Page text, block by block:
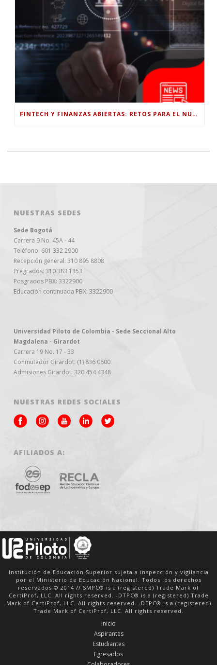
FINTECH Y FINANZAS ABIERTAS: RETOS PARA EL NUEVO GOBIERNO COLOMBIANO
NUESTRAS SEDES
Sede Bogotá
Carrera 9 No. 45A - 44
Teléfono: 601 332 2900
Recepción general: 310 895 8808
Pregrados: 310 383 1353
Posgrados PBX: 3322900
Educación continuada PBX: 3322900
Universidad Piloto de Colombia - Sede Seccional Alto
Magdalena - Girardot
Carrera 19 No. 17 - 33
Conmutador Girardot: (1) 836 0600
Admisiones Girardot: 320 454 4348
NUESTRAS REDES SOCIALES
AFILIADOS A:
Institución de Educación Superior sujeta a inspección y vigilancia
por el Ministerio de Educación Nacional. Todos los derechos
reservados © 2014 // SMPC® is a (registered) Trade Mark of
CertiProf, LLC. All rights reserved. -DTPC® is a (registered) Trade
Mark of CertiProf, LLC. All rights reserved. -DEPC® is a (registered)
Trade Mark of CertiProf, LLC. All rights reserved.
Inicio
Aspirantes
Estudiantes
Egresados